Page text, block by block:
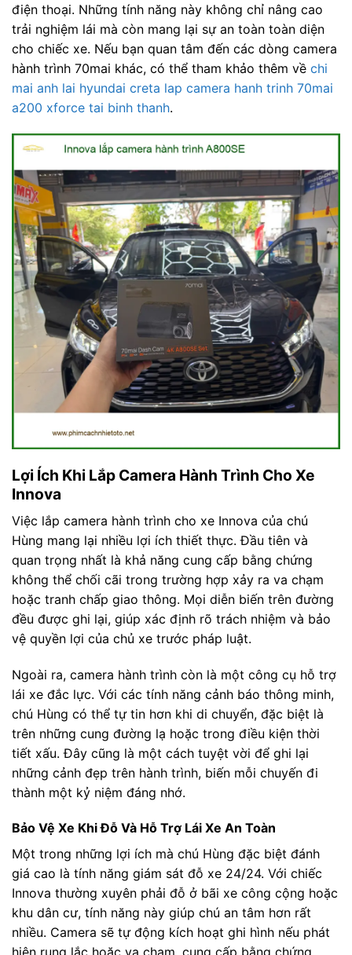
điện thoại. Những tính năng này không chỉ nâng cao
trải nghiệm lái mà còn mang lại sự an toàn toàn diện
cho chiếc xe. Nếu bạn quan tâm đến các dòng camera
hành trình 70mai khác, có thể tham khảo thêm về chi
mai anh lai hyundai creta lap camera hanh trinh 70mai
a200 xforce tai binh thanh.
Lợi Ích Khi Lắp Camera Hành Trình Cho Xe
Innova
Việc lắp camera hành trình cho xe Innova của chú
Hùng mang lại nhiều lợi ích thiết thực. Đầu tiên và
quan trọng nhất là khả năng cung cấp bằng chứng
không thể chối cãi trong trường hợp xảy ra va chạm
hoặc tranh chấp giao thông. Mọi diễn biến trên đường
đều được ghi lại, giúp xác định rõ trách nhiệm và bảo
vệ quyền lợi của chủ xe trước pháp luật.
Ngoài ra, camera hành trình còn là một công cụ hỗ trợ
lái xe đắc lực. Với các tính năng cảnh báo thông minh,
chú Hùng có thể tự tin hơn khi di chuyển, đặc biệt là
trên những cung đường lạ hoặc trong điều kiện thời
tiết xấu. Đây cũng là một cách tuyệt vời để ghi lại
những cảnh đẹp trên hành trình, biến mỗi chuyến đi
thành một kỷ niệm đáng nhớ.
Bảo Vệ Xe Khi Đỗ Và Hỗ Trợ Lái Xe An Toàn
Một trong những lợi ích mà chú Hùng đặc biệt đánh
giá cao là tính năng giám sát đỗ xe 24/24. Với chiếc
Innova thường xuyên phải đỗ ở bãi xe công cộng hoặc
khu dân cư, tính năng này giúp chú an tâm hơn rất
nhiều. Camera sẽ tự động kích hoạt ghi hình nếu phát